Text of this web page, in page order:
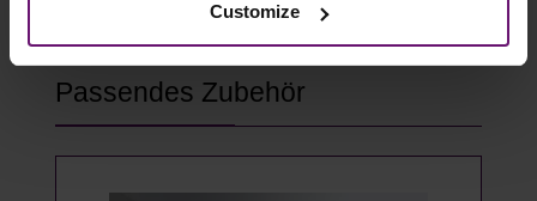
Customize
Produktgalerie überspringen
Passendes Zubehör